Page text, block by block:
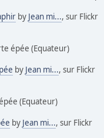
by Jean mi..., sur Flickr
épée (Equateur)
by Jean mi..., sur Flickr
(Equateur)
by Jean mi..., sur Flickr